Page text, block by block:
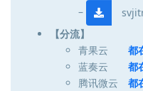
–
【分流】
青果云 都
蓝奏云 都
腾讯微云 都